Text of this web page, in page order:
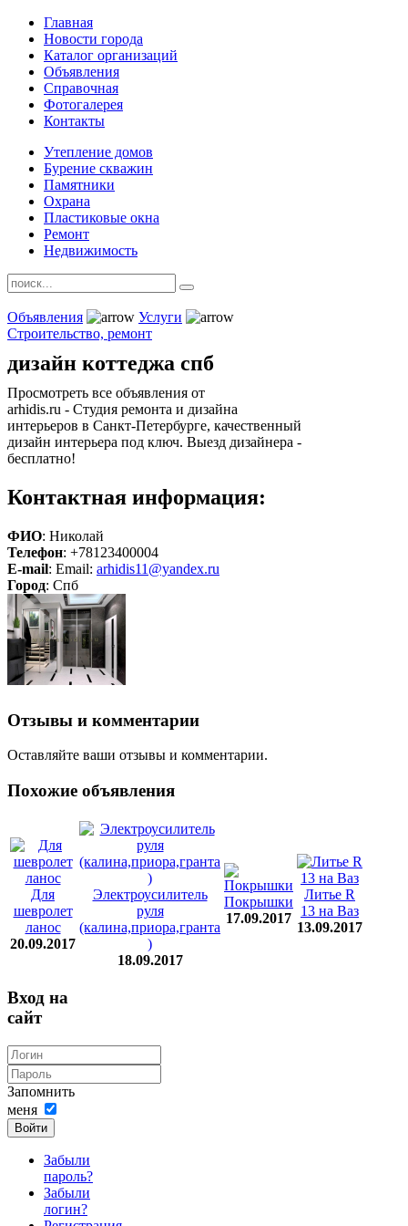
Главная
Новости города
Каталог организаций
Объявления
Справочная
Фотогалерея
Контакты
Утепление домов
Бурение скважин
Памятники
Охрана
Пластиковые окна
Ремонт
Недвижимость
Объявления
Услуги
Строительство, ремонт
дизайн коттеджа спб
Просмотреть все объявления от
arhidis.ru - Студия ремонта и дизайна
интерьеров в Санкт-Петербурге, качественный
дизайн интерьера под ключ. Выезд дизайнера -
бесплатно!
Контактная информация:
ФИО: Николай
Телефон: +78123400004
E-mail: Email: arhidis11@yandex.ru
Город: Спб
Отзывы и комментарии
Оставляйте ваши отзывы и комментарии.
Похожие объявления
Для
шевролет
ланос
20.09.2017
Электроусилитель
руля
(калина,приора,гранта
)
18.09.2017
Покрышки
17.09.2017
Литье R
13 на Ваз
13.09.2017
Вход на
сайт
Запомнить
меня
Войти
Забыли
пароль?
Забыли
логин?